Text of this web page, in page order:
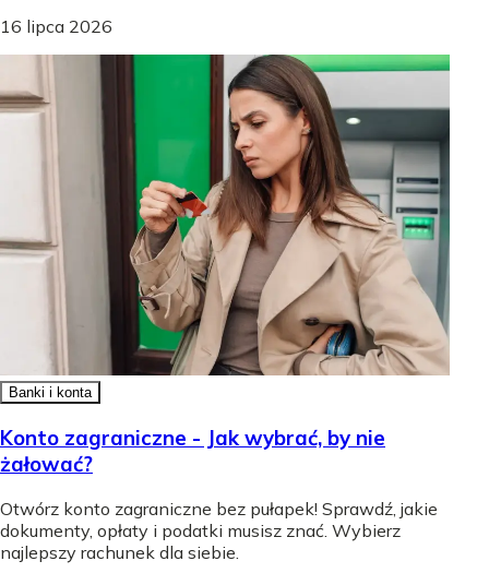
16 lipca 2026
Banki i konta
Konto zagraniczne - Jak wybrać, by nie
żałować?
Otwórz konto zagraniczne bez pułapek! Sprawdź, jakie
dokumenty, opłaty i podatki musisz znać. Wybierz
najlepszy rachunek dla siebie.